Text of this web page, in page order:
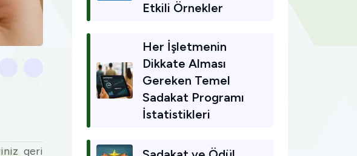
geri
Etkili Örnekler
Her İşletmenin
Dikkate Alması
Gereken Temel
Sadakat Programı
İstatistikleri